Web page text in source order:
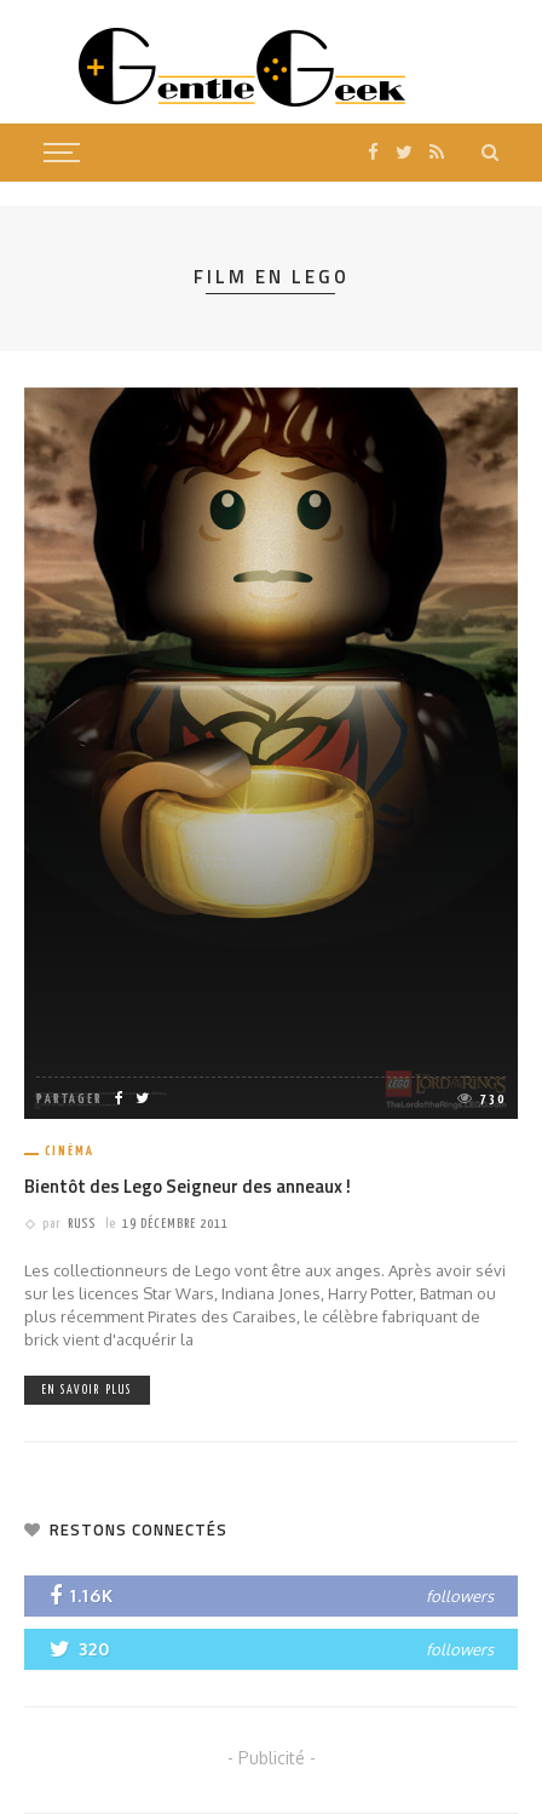
FILM EN LEGO
PARTAGER 730
CINÉMA
Bientôt des Lego Seigneur des anneaux !
par RUSS le 19 DÉCEMBRE 2011
Les collectionneurs de Lego vont être aux anges. Après avoir sévi
sur les licences Star Wars, Indiana Jones, Harry Potter, Batman ou
plus récemment Pirates des Caraibes, le célèbre fabriquant de
brick vient d'acquérir la
EN SAVOIR PLUS
RESTONS CONNECTÉS
1.16K followers
320 followers
- Publicité -